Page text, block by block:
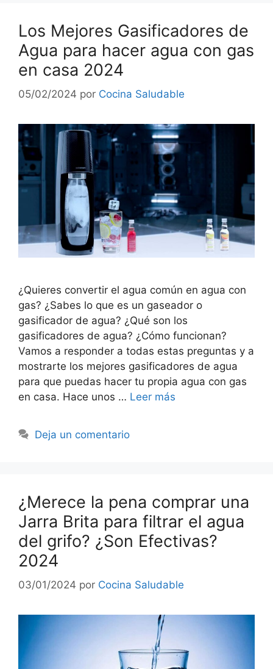
Los Mejores Gasificadores de
Agua para hacer agua con gas
en casa 2024
05/02/2024 por Cocina Saludable
¿Quieres convertir el agua común en agua con
gas? ¿Sabes lo que es un gaseador o
gasificador de agua? ¿Qué son los
gasificadores de agua? ¿Cómo funcionan?
Vamos a responder a todas estas preguntas y a
mostrarte los mejores gasificadores de agua
para que puedas hacer tu propia agua con gas
en casa. Hace unos … Leer más
Deja un comentario
¿Merece la pena comprar una
Jarra Brita para filtrar el agua
del grifo? ¿Son Efectivas?
2024
03/01/2024 por Cocina Saludable